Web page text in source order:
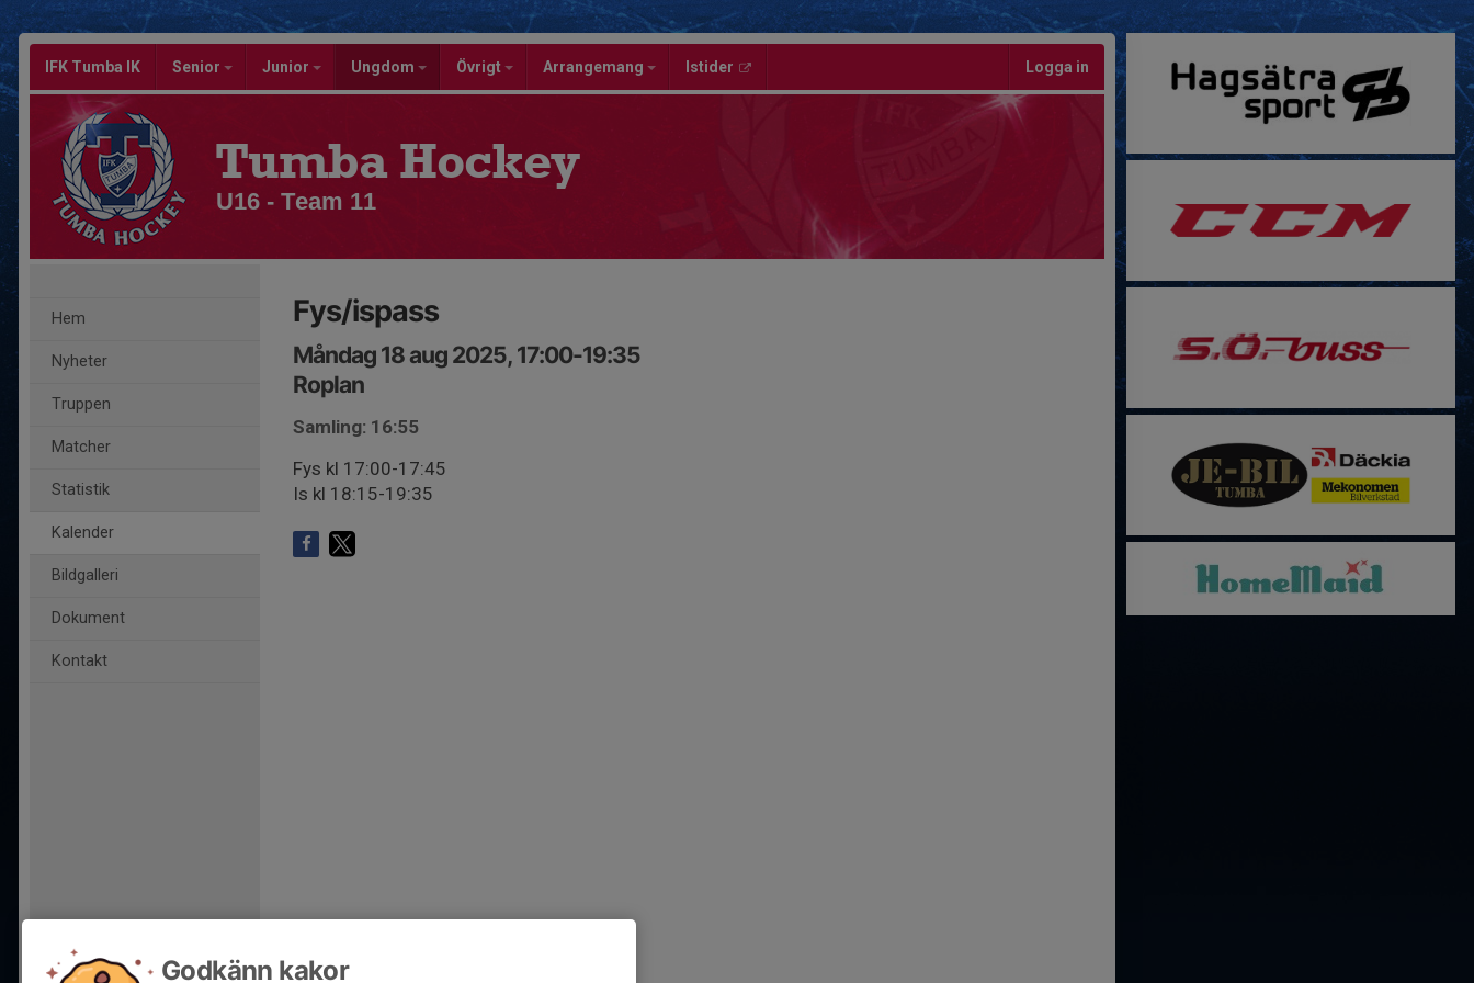
IFK Tumba IK Senior Junior Ungdom Övrigt Arrangemang Istider Logga in
Tumba Hockey
U16 - Team 11
Hem
Nyheter
Truppen
Matcher
Statistik
Kalender
Bildgalleri
Dokument
Kontakt
Fys/ispass
Måndag 18 aug 2025, 17:00-19:35
Roplan
Samling: 16:55
Fys kl 17:00-17:45
Is kl 18:15-19:35
Godkänn kakor